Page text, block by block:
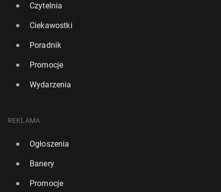
Czytelnia
Ciekawostki
Poradnik
Promocje
Wydarzenia
REKLAMA
Ogłoszenia
Banery
Promocje